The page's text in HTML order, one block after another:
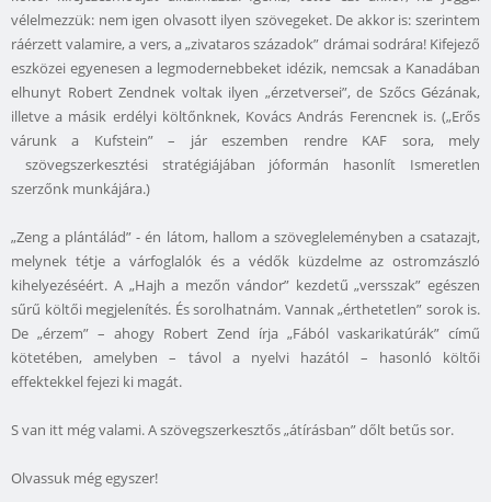
vélelmezzük: nem igen olvasott ilyen szövegeket. De akkor is: szerintem
ráérzett valamire, a vers, a „zivataros századok” drámai sodrára! Kifejező
eszközei egyenesen a legmodernebbeket idézik, nemcsak a Kanadában
elhunyt Robert Zendnek voltak ilyen „érzetversei”, de Szőcs Gézának,
illetve a másik erdélyi költőnknek, Kovács András Ferencnek is. („Erős
várunk a Kufstein” – jár eszemben rendre KAF sora, mely
szövegszerkesztési stratégiájában jóformán hasonlít Ismeretlen
szerzőnk munkájára.)
„Zeng a plántálád” - én látom, hallom a szövegleleményben a csatazajt,
melynek tétje a várfoglalók és a védők küzdelme az ostromzászló
kihelyezéséért. A „Hajh a mezőn vándor” kezdetű „versszak” egészen
sűrű költői megjelenítés. És sorolhatnám. Vannak „érthetetlen” sorok is.
De „érzem” – ahogy Robert Zend írja „Fából vaskarikatúrák” című
kötetében, amelyben – távol a nyelvi hazától – hasonló költői
effektekkel fejezi ki magát.
S van itt még valami. A szövegszerkesztős „átírásban” dőlt betűs sor.
Olvassuk még egyszer!